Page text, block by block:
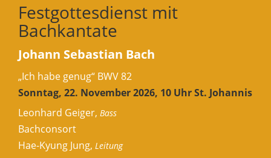
Festgottesdienst mit
Bachkantate
Johann Sebastian Bach
„Ich habe genug“ BWV 82
Sonntag, 22. November 2026, 10 Uhr St. Johannis
Leonhard Geiger, Bass
Bachconsort
Hae-Kyung Jung, Leitung